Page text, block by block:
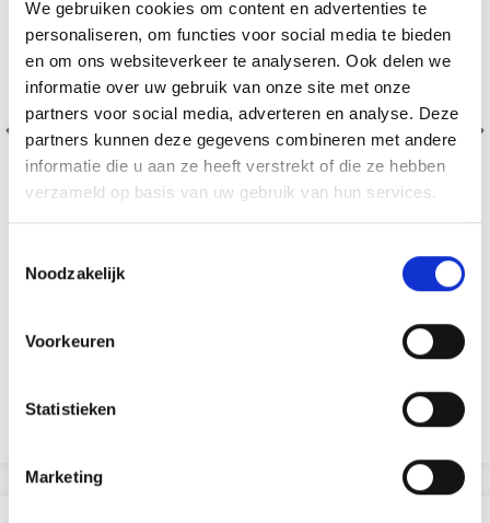
We gebruiken cookies om content en advertenties te
personaliseren, om functies voor social media te bieden
en om ons websiteverkeer te analyseren. Ook delen we
informatie over uw gebruik van onze site met onze
partners voor social media, adverteren en analyse. Deze
partners kunnen deze gegevens combineren met andere
informatie die u aan ze heeft verstrekt of die ze hebben
verzameld op basis van uw gebruik van hun services.
Noodzakelijk
Voorkeuren
Statistieken
Marketing
PENNENHOUDER 9,5X7,5 CM
EUR 1.60 EUR 2.30